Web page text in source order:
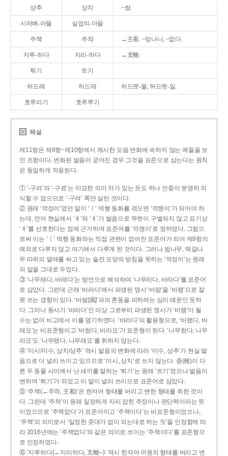
상추 상치 ~쌈.
시러베-아들 실업의-아들
주책 주착 ←主着. ~망나니, ~없다.
지루-하다 지리-하다 ←支離.
튀기 트기
허드레 허드래 허드렛-물, 허드렛-일.
호루라기 호루루기
해설
제11항은 제8항~제10항에서 제시한 모음 변화에 속하지 않는 예들을 보
인 조항이다. 변화된 발음이 굳어진 경우 그것을 표준으로 삼는다는 원칙
은 동일하게 적용된다.
① ‘-구려’와 ‘-구료’는 미묘한 의미 차가 있는 듯도 하나 언중이 분명히 의
식할 수 없으므로 ‘-구려’ 쪽만 살린 것이다.
② 원래 ‘깍정이’였던 말이 ‘ㅣ’ 역행 동화를 겪으면 ‘깍젱이’가 되어야 하
는데, 언어 현실에서 ‘ㅐ’와 ‘ㅔ’가 발음으로 뚜렷이 구별되지 않고 표기상
‘ㅐ’를 선호한다는 점에 근거하여 표준어를 ‘깍쟁이’로 정하였다. 그럼으
로써 이는 ‘ㅣ’ 역행 동화와는 직접 관련이 없어진 표준어가 되어 제9항의
예외로 다루지 않고 여기에서 다루게 된 것이다. 그러나 밤나무, 떡갈나
무 따위의 열매를 싸고 있는 술잔 모양의 받침을 뜻하는 ‘깍정이’는 원래
의 말을 그대로 두었다.
③ ‘나무래다, 바래다’는 방언으로 해석하여 ‘나무라다, 바라다’를 표준어
로 삼았다. 그런데 근래 ‘바라다’에서 파생된 명사 ‘바람’을 ‘바램’으로 잘
못 쓰는 경향이 있다. ‘바람[風]’과의 혼동을 피하려는 심리 때문인 듯하
다. 그러나 동사가 ‘바라다’인 이상 그로부터 파생된 명사가 ‘바램’이 될
수는 없어 비고에서 이를 명기하였다. ‘바라다’의 활용형으로, ‘바랬다, 바
래요’는 비표준형이고 ‘바랐다, 바라요’가 표준형이 된다. ‘나무랐다, 나무
라요’도 ‘나무랬다, 나무래요’를 취하지 않는다.
④ ‘미시/미수, 상치/상추’ 역시 발음의 변화에 따라 ‘미수, 상추’가 현실 발
음으로 더 널리 쓰이고 있으므로 ‘미시, 상치’로 쓰지 않는다. 종(種)이 다
른 두 동물 사이에서 난 새끼를 말하는 ‘튀기’는 원래 ‘트기’였으나 발음이
변하여 ‘튀기’가 되었고 이 말이 널리 쓰이므로 표준어로 삼았다.
⑤ ‘주책(←주착, 主着)’은 한자어 형태를 버리고 변한 형태를 취한 것이
다. 그런데 ‘주착’이 원래 일정하게 자리 잡힌 주장이나 판단력이라는 뜻
이었으므로 ‘주책없다’가 표준어이고 ‘주책이다’는 비표준형이었으나,
‘주책’의 의미로서 ‘일정한 줏대가 없이 되는대로 하는 짓’을 인정함에 따
라 2016년에는 ‘주책없다’와 같은 의미로 쓰이는 ‘주책이다’를 표준형으
로 인정하였다.
⑥ ‘지루하다(←지리하다, 支離--)’ 역시 한자어 어원의 형태를 버리고 변